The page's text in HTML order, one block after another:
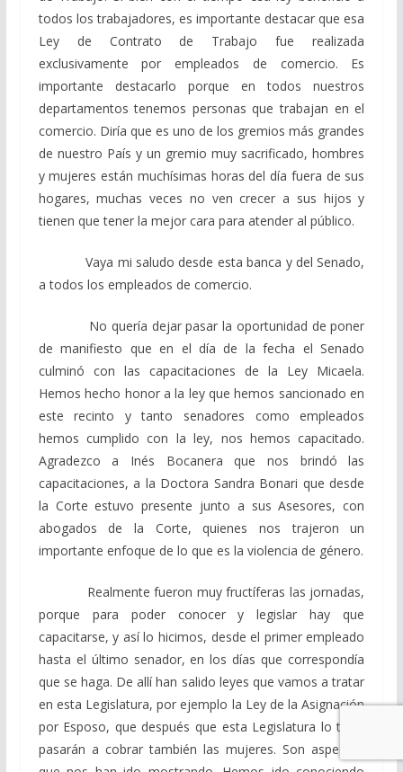
todos los trabajadores, es importante destacar que esa
Ley de Contrato de Trabajo fue realizada
exclusivamente por empleados de comercio. Es
importante destacarlo porque en todos nuestros
departamentos tenemos personas que trabajan en el
comercio. Diría que es uno de los gremios más grandes
de nuestro País y un gremio muy sacrificado, hombres
y mujeres están muchísimas horas del día fuera de sus
hogares, muchas veces no ven crecer a sus hijos y
tienen que tener la mejor cara para atender al público.
Vaya mi saludo desde esta banca y del Senado,
a todos los empleados de comercio.
No quería dejar pasar la oportunidad de poner
de manifiesto que en el día de la fecha el Senado
culminó con las capacitaciones de la Ley Micaela.
Hemos hecho honor a la ley que hemos sancionado en
este recinto y tanto senadores como empleados
hemos cumplido con la ley, nos hemos capacitado.
Agradezco a Inés Bocanera que nos brindó las
capacitaciones, a la Doctora Sandra Bonari que desde
la Corte estuvo presente junto a sus Asesores, con
abogados de la Corte, quienes nos trajeron un
importante enfoque de lo que es la violencia de género.
Realmente fueron muy fructíferas las jornadas,
porque para poder conocer y legislar hay que
capacitarse, y así lo hicimos, desde el primer empleado
hasta el último senador, en los días que correspondía
que se haga. De allí han salido leyes que vamos a tratar
en esta Legislatura, por ejemplo la Ley de la Asignación
por Esposo, que después que esta Legislatura lo trate
pasarán a cobrar también las mujeres. Son aspectos